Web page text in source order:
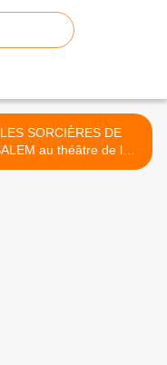
LES SORCIÈRES DE
au théâtre de la
Ville – Espace Cardin >